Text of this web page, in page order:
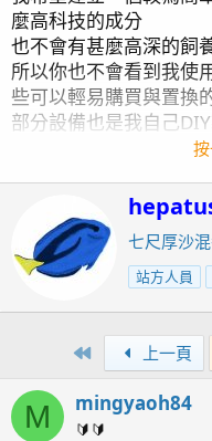
麼高科技的成分
也不會有甚麼高深的飼
所以你也不會看到我使
些可以輕易購買與置換
部分設備也是我自己
手做東西，所以在可以
我希望魚友可以把飼養
美麗且長久。
我會一步步的來設置它
相關資訊分享
有任何問題歡迎你隨時
建立屬於自己的一缸美
魚缸近照 2022-05-6
W
i
t
t
e
n
b
七尺厚沙
站方人員
First 上一頁
M mingyaoh84
🔰🔰